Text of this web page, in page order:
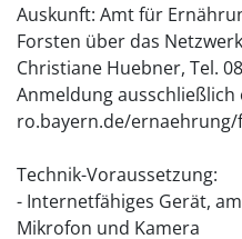
Auskunft: Amt für
Forsten über das
Christiane Huebner, Tel.
Anmeldung ausschließlich
ro.bayern.de/
Technik-Voraussetzung:
- Internetfähiges Gerät,
Mikrofon und Kamera